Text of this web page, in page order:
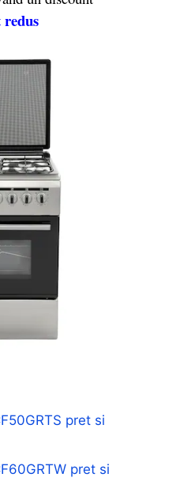
pret si
pret si